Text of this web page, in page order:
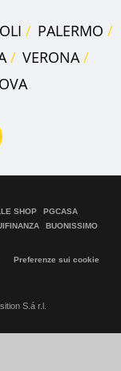
PALERMO
VERONA
SHOP
PGCASA
BUONISSIMO
Preferenze sui cookie
S.á r.l.